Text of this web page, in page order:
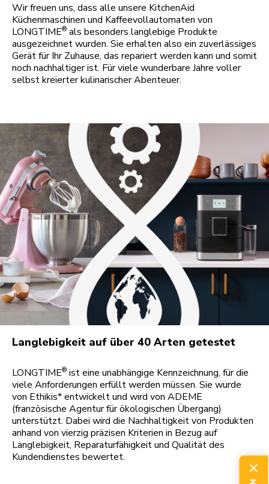
Wir freuen uns, dass alle unsere KitchenAid
Küchenmaschinen und Kaffeevollautomaten von
LONGTIME® als besonders langlebige Produkte
ausgezeichnet wurden. Sie erhalten also ein zuverlässiges
Gerät für Ihr Zuhause, das repariert werden kann und somit
noch nachhaltiger ist. Für viele wunderbare Jahre voller
selbst kreierter kulinarischer Abenteuer.
Langlebigkeit auf über 40 Arten getestet
LONGTIME® ist eine unabhängige Kennzeichnung, für die
viele Anforderungen erfüllt werden müssen. Sie wurde
von Ethikis* entwickelt und wird von ADEME
(französische Agentur für ökologischen Übergang)
unterstützt. Dabei wird die Nachhaltigkeit von Produkten
anhand von vierzig präzisen Kriterien in Bezug auf
Langlebigkeit, Reparaturfähigkeit und Qualität des
Kundendienstes bewertet.